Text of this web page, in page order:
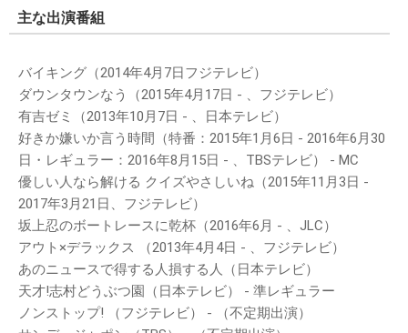
主な出演番組
バイキング（2014年4月7日フジテレビ）
ダウンタウンなう（2015年4月17日 - 、フジテレビ）
有吉ゼミ（2013年10月7日 - 、日本テレビ）
好きか嫌いか言う時間（特番：2015年1月6日 - 2016年6月30
日・レギュラー：2016年8月15日 - 、TBSテレビ） - MC
優しい人なら解ける クイズやさしいね（2015年11月3日 -
2017年3月21日、フジテレビ）
坂上忍のボートレースに乾杯（2016年6月 - 、JLC）
アウト×デラックス （2013年4月4日 - 、フジテレビ）
あのニュースで得する人損する人（日本テレビ）
天才!志村どうぶつ園（日本テレビ） - 準レギュラー
ノンストップ! （フジテレビ） - （不定期出演）